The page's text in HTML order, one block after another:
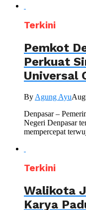
Terkini
Pemkot
Perkuat
Universal
By Agung Ayu
Denpasar –
Negeri Denpasar
mempercepat
Terkini
Walikota
Karya